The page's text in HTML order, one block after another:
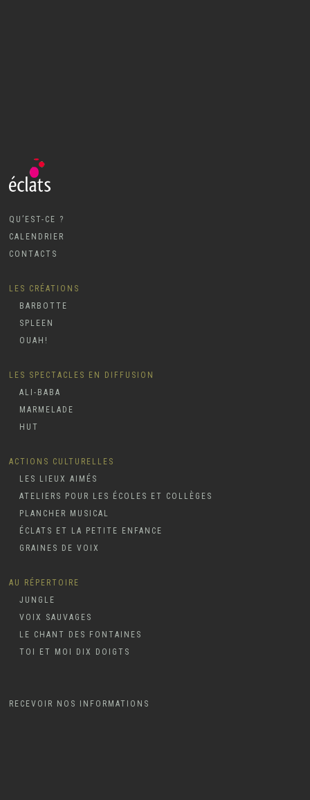
QU’EST-CE ?
CALENDRIER
CONTACTS
LES CRÉATIONS
BARBOTTE
SPLEEN
OUAH!
LES SPECTACLES EN DIFFUSION
ALI-BABA
MARMELADE
HUT
ACTIONS CULTURELLES
LES LIEUX AIMÉS
ATELIERS POUR LES ÉCOLES ET COLLÈGES
PLANCHER MUSICAL
ÉCLATS ET LA PETITE ENFANCE
GRAINES DE VOIX
AU RÉPERTOIRE
JUNGLE
VOIX SAUVAGES
LE CHANT DES FONTAINES
TOI ET MOI DIX DOIGTS
RECEVOIR NOS INFORMATIONS